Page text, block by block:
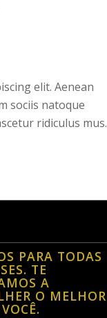
elit. Aenean
sociis natoque
ridiculus mus.
PARA TODAS
TE
A
O MELHOR